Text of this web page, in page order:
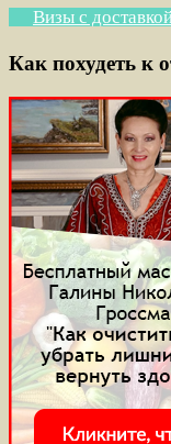
Визы с
Как похудеть к